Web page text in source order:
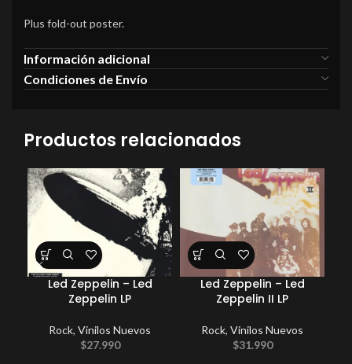
Plus fold-out poster.
Información adicional
Condiciones de Envío
Productos relacionados
Led Zeppelin – Led
Zeppelin LP
Rock, Vinilos Nuevos
$27.990
Led Zeppelin – Led
Zeppelin II LP
Rock, Vinilos Nuevos
$31.990